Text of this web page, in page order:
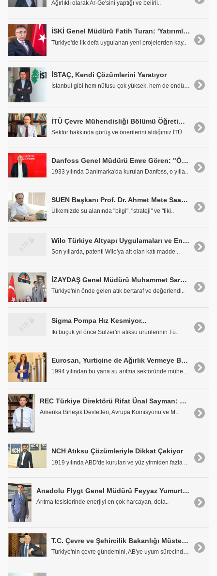
Ağırlıklı olarak Ar-Ge'sini yaptığı ve belirli..
İSKİ Genel Müdürü Fatih Turan: 'Yatırımlarımıza Değişen Talepler Doğrultusunda Yön Veriyoruz"
Türkiye'de ilk defa uygulanan yeni projelerden kay..
İSTAÇ, Kendi Çözümlerini Yaratıyor
İstanbul gibi hem nüfusu çok yüksek, hem de endüst..
İTÜ Çevre Mühendisliği Bölümü Öğretim Üyesi ve İSKİ Yönetim Kurulu Üyesi Prof. Dr. İzzet Öztürk: "Tesisleri Özel Sektör İşletmeli"
Sektör hakkında görüş ve önerilerini aldığımız İTÜ..
Danfoss Genel Müdürü Emre Gören: "Öncü Bir Rol Üstleniyoruz"
1933 yılında Danimarka'da kurulan Danfoss, o yılla..
SUEN Başkanı Prof. Dr. Ahmet Mete Saatçi: "Dünya Ölçeğinde Stratejiler Üretmeye Çalışıyoruz"
Ülkemizde su alanında "bilgi", "strateji" ve "fiki..
Wilo Türkiye Altyapı Uygulamaları ve Endüstri Satış Müdürü Ercan Tortumlu: "Yatırım Değil, İşletme Maliyeti Önemli"
Son yıllarda, patenti Wilo'ya ait olan katı madde ..
İZAYDAŞ Genel Müdürü Muhammet Saraç: "Yılda 70 Milyon kWh Enerji Üretiyoruz"
Türkiye'nin önde gelen atık bertaraf ve değerlendi..
Sigma Pompa Hız Kesmiyor...
İki buçuk yıl önce Sulzer'in atıksu ürünlerinin Tü..
Eurosan, Yurtiçine de Ağırlık Vermeye Başlıyor
1994 yılından bu yana su arıtma sektöründe mühendi..
REC Türkiye Direktörü Rifat Ünal Sayman: "Türkiye, Büyük Dönüşümü Kaçırmamalı"
Amerika Birleşik Devletleri, Avrupa Komisyonu ve M..
NCH Atıksu Çözümleriyle Dikkat Çekiyor
1919 yılında ABD'de kurulan ve yüz yirmiden fazla ..
Anadolu Flygt Genel Müdürü Feyyaz Yumurtacı: "Blower Teknolojisinde Gelinen Son Nokta: Hava Yataklı Turbo Blower"
Arıtma tesislerinde enerjiyi en çok harcayan, dola..
T.C. Çevre ve Şehircilik Bakanlığı Müsteşarı Prof. Dr. Mustafa Öztürk: "AB Çevre Mevzuatına Büyük Oranda Uyum Sağlandı"
Türkiye'nin çevre gündemini, AB'ye uyum sürecindek..